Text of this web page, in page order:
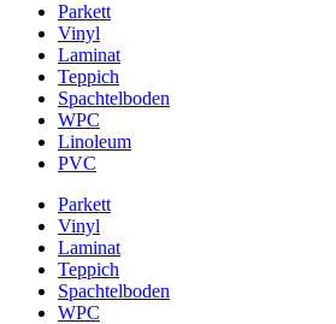
Parkett
Vinyl
Laminat
Teppich
Spachtelboden
WPC
Linoleum
PVC
Parkett
Vinyl
Laminat
Teppich
Spachtelboden
WPC